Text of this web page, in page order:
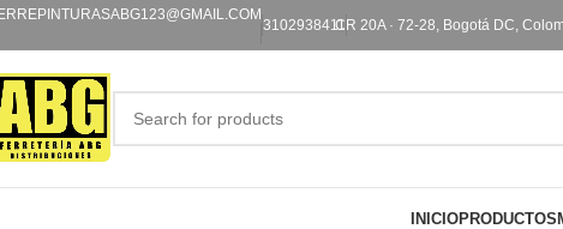
3102938411CR 20A · 72-28, Bogotá DC,
INICIOPRODUCTOS